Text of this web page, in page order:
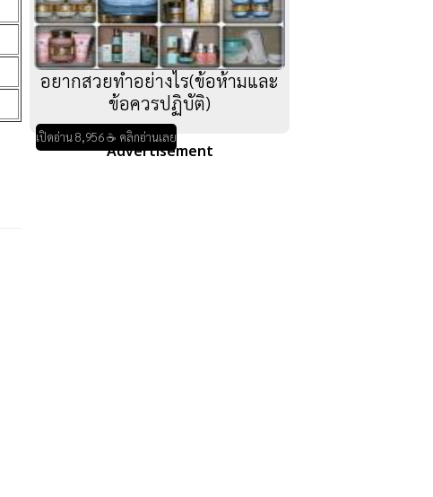
อยากสวยทำอย่างไร(ข้อห้ามและ
ข้อควรปฏิบัติ)
เปิดอ่าน 8,956 ☕ คลิกอ่านเลย
Advertisement